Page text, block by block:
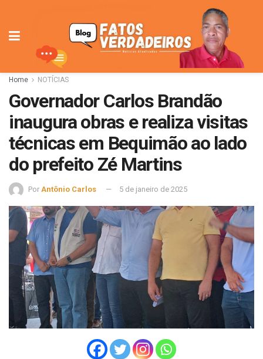
Home NOTÍCIAS
Governador Carlos Brandão
inaugura obras e realiza visitas
técnicas em Bequimão ao lado
do prefeito Zé Martins
Por Antônio Carlos 5 de janeiro de 2025